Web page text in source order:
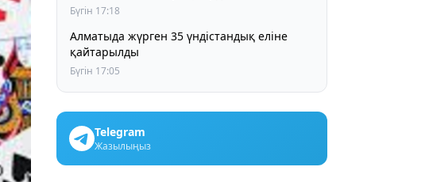
Бүгін 17:18
Алматыда жүрген 35 үндістандық еліне
қайтарылды
Бүгін 17:05
Telegram
Жазылыңыз